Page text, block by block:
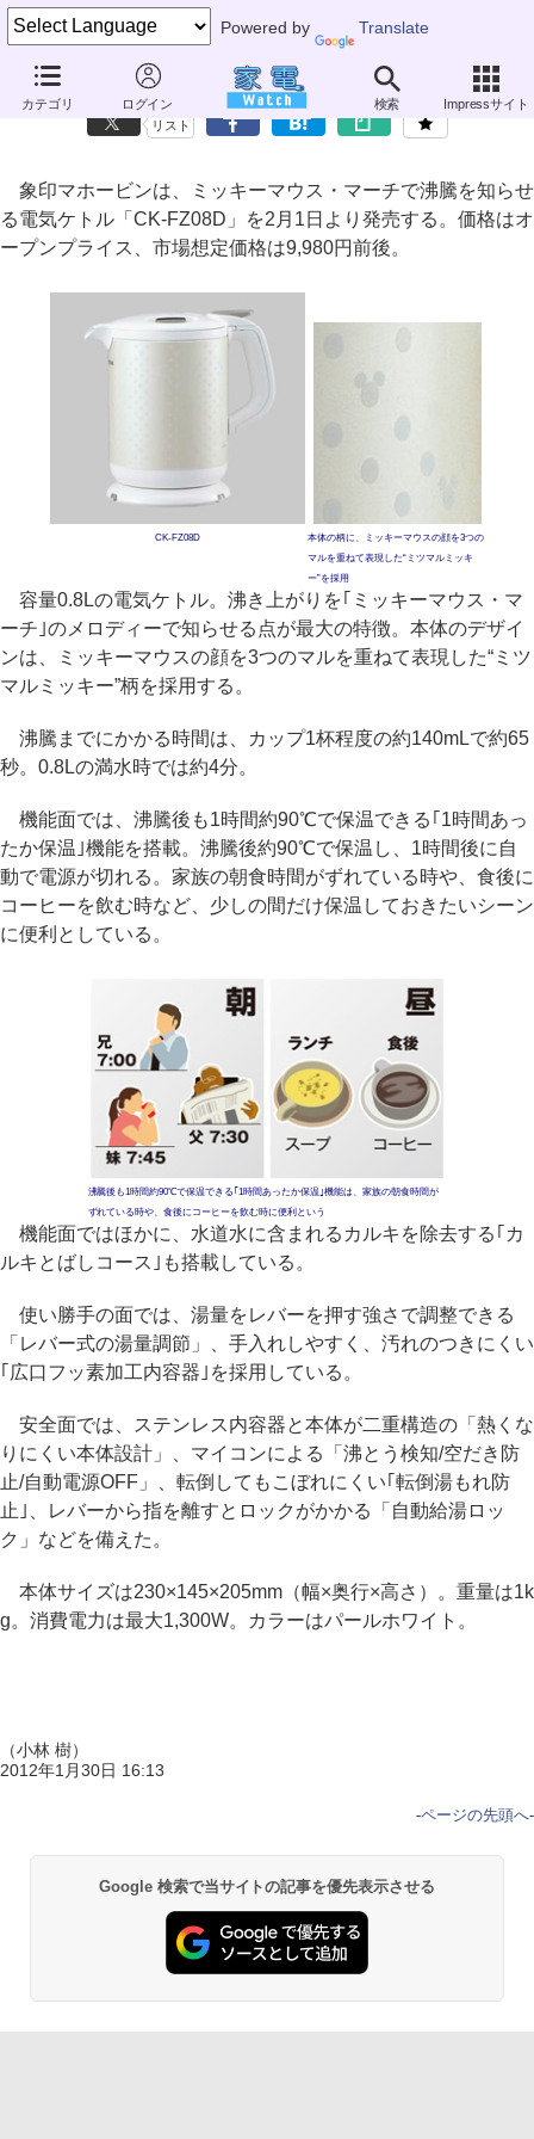
Powered by Translate
カテゴリ ログイン 検索 Impressサイト
象印マホービン、ミッキーマウス・マーチで沸騰を知らせる電気ケトル
リスト
象印マホービンは、ミッキーマウス・マーチで沸騰を知らせ
る電気ケトル「CK-FZ08D」を2月1日より発売する。価格はオ
ープンプライス、市場想定価格は9,980円前後。
CK-FZ08D
本体の柄に、ミッキーマウスの顔を3つの
マルを重ねて表現した“ミツマルミッキ
ー”を採用
容量0.8Lの電気ケトル。沸き上がりを｢ミッキーマウス・マ
ーチ｣のメロディーで知らせる点が最大の特徴。本体のデザイ
ンは、ミッキーマウスの顔を3つのマルを重ねて表現した“ミツ
マルミッキー”柄を採用する。
沸騰までにかかる時間は、カップ1杯程度の約140mLで約65
秒。0.8Lの満水時では約4分。
機能面では、沸騰後も1時間約90℃で保温できる｢1時間あっ
たか保温｣機能を搭載。沸騰後約90℃で保温し、1時間後に自
動で電源が切れる。家族の朝食時間がずれている時や、食後に
コーヒーを飲む時など、少しの間だけ保温しておきたいシーン
に便利としている。
沸騰後も1時間約90℃で保温できる｢1時間あったか保温｣機能は、家族の朝食時間が
ずれている時や、食後にコーヒーを飲む時に便利という
機能面ではほかに、水道水に含まれるカルキを除去する｢カ
ルキとばしコース｣も搭載している。
使い勝手の面では、湯量をレバーを押す強さで調整できる
「レバー式の湯量調節」、手入れしやすく、汚れのつきにくい
｢広口フッ素加工内容器｣を採用している。
安全面では、ステンレス内容器と本体が二重構造の「熱くな
りにくい本体設計」、マイコンによる「沸とう検知/空だき防
止/自動電源OFF」、転倒してもこぼれにくい｢転倒湯もれ防
止｣、レバーから指を離すとロックがかかる「自動給湯ロッ
ク」などを備えた。
本体サイズは230×145×205mm（幅×奥行×高さ）。重量は1k
g。消費電力は最大1,300W。カラーはパールホワイト。
（小林 樹）
2012年1月30日 16:13
-ページの先頭へ-
Google 検索で当サイトの記事を優先表示させる